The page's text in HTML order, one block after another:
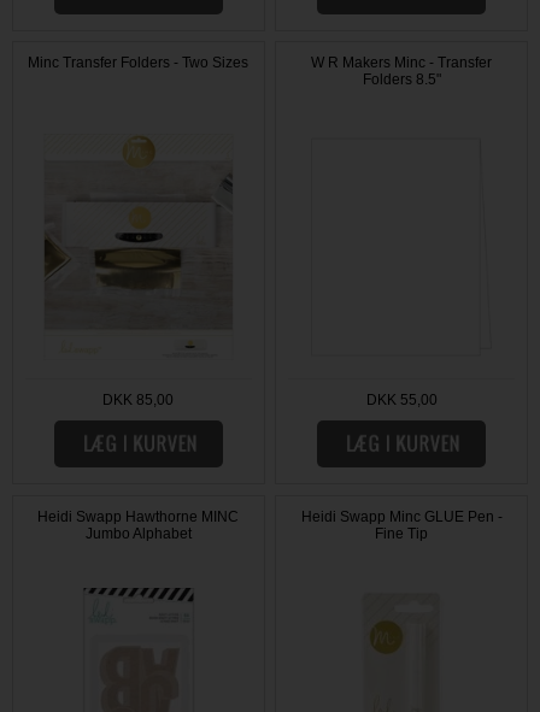
Minc Transfer Folders - Two Sizes
DKK 85,00
W R Makers Minc - Transfer
Folders 8.5"
DKK 55,00
Heidi Swapp Hawthorne MINC
Jumbo Alphabet
Heidi Swapp Minc GLUE Pen -
Fine Tip